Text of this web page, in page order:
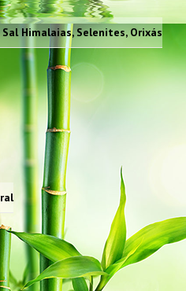
Himalaias, Selenites, Orixás